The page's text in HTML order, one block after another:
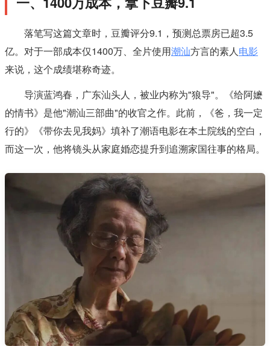
落笔写这篇文章时，豆瓣评分9.1，预测总票房已超3.5
亿。对于一部成本仅1400万、全片使用潮汕方言的素人 电影
来说，这个成绩堪称奇迹。
导演蓝鸿春，广东汕头人，被业内称为"狼导"。《给阿嬷
的情书》是他"潮汕三部曲"的收官之作。此前，《爸，我一定
行的》《带你去见我妈》填补了潮语电影在本土院线的空白，
而这一次，他将镜头从家庭婚恋提升到追溯家国往事的格局。